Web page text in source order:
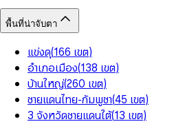
พื้นที่น่าจับตา
แข่งดุ(166 เขต)
อำเภอเมือง(138 เขต)
บ้านใหญ่(260 เขต)
ชายแดนไทย-กัมพูชา(45 เขต)
3 จังหวัดชายแดนใต้(13 เขต)